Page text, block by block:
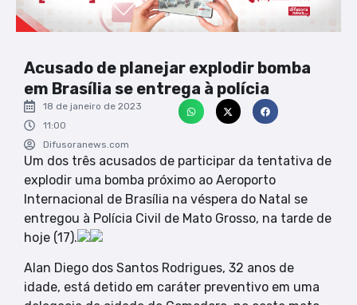
Acusado de planejar explodir bomba
em Brasília se entrega à polícia
18 de janeiro de 2023
11:00
Difusoranews.com
Um dos três acusados de participar da tentativa de
explodir uma bomba próximo ao Aeroporto
Internacional de Brasília na véspera do Natal se
entregou à Polícia Civil de Mato Grosso, na tarde de
hoje (17).
Alan Diego dos Santos Rodrigues, 32 anos de
idade, está detido em caráter preventivo em uma